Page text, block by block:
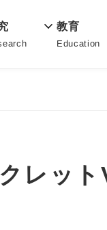
教育
Education
レッ